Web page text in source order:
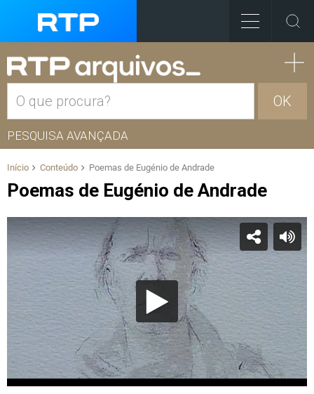
OK
PESQUISA AVANÇADA
Início Conteúdo Poemas de Eugénio de Andrade
Poemas de Eugénio de Andrade